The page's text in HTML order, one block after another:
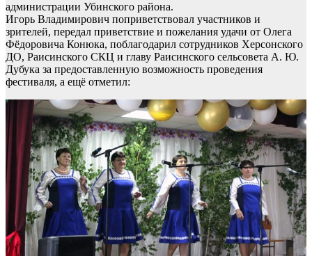
администрации Убинского района.
Игорь Владимирович поприветствовал участников и
зрителей, передал приветствие и пожелания удачи от Олега
Фёдоровича Конюка, поблагодарил сотрудников Херсонского
ДО, Раисинского СКЦ и главу Раисинского сельсовета А. Ю.
Дубука за предоставленную возможность проведения
фестиваля, а ещё отметил: